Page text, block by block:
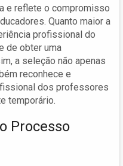
e reflete o compromisso
Quanto maior a
profissional do
de obter uma
a seleção não apenas
reconhece e
dos professores
temporário.
Processo